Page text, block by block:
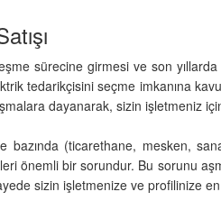
sürecine girmesi ve son
tedarikçisini seçme imkanına
dayanarak, sizin işletmeniz
bazında (ticarethane, mesken,
önemli bir sorundur. Bu sorunu
sizin işletmenize ve profilinize